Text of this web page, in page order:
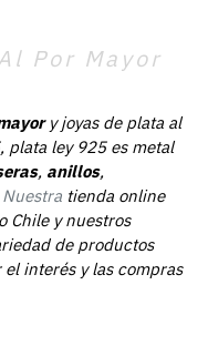
Por Mayor
y joyas de plata al
plata ley 925 es metal
, anillos,
Nuestra tienda online
Chile y nuestros
de productos
el interés y las compras